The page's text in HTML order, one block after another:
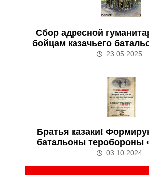
Сбор адресной
бойцам казачьего
23.05.2025
Братья казаки!
батальоны теробороны
03.10.2024